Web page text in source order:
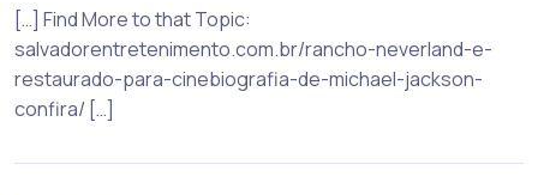
[…] Find More to that Topic:
salvadorentretenimento.com.br/rancho-neverland-e-
restaurado-para-cinebiografia-de-michael-jackson-
confira/ […]